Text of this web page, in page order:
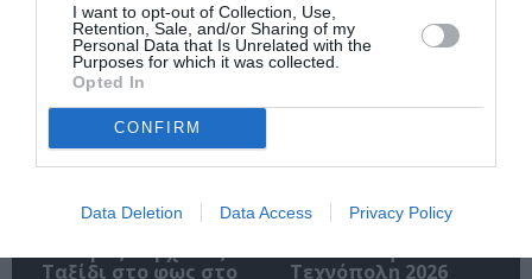
I want to opt-out of Collection, Use,
Retention, Sale, and/or Sharing of my
Personal Data that Is Unrelated with the
Purposes for which it was collected.
Opted In
CONFIRM
Data Deletion Data Access Privacy Policy
Σχετικά Άρθρα
Ταξίδι στο φως στο
Τεχνόπολη 2026